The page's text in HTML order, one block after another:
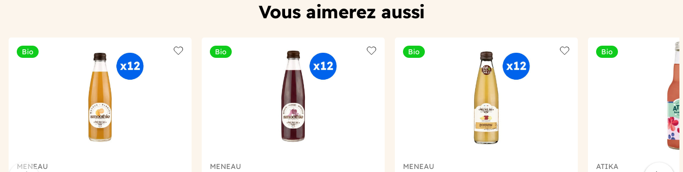
Vous aimerez aussi
Bio
Add to wishlist
MENEAU
Bio
Add to wishlist
MENEAU
Bio
Add to wishlist
MENEAU
Bio
ATIKA